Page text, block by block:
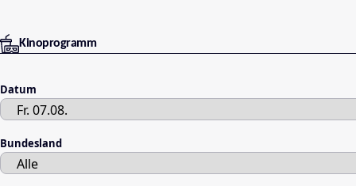
Kinoprogramm
Datum
Bundesland